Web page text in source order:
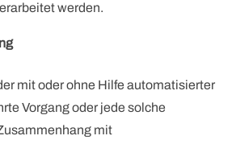
werden.
mit oder ohne Hilfe automatisierter
Vorgang oder jede solche
mit